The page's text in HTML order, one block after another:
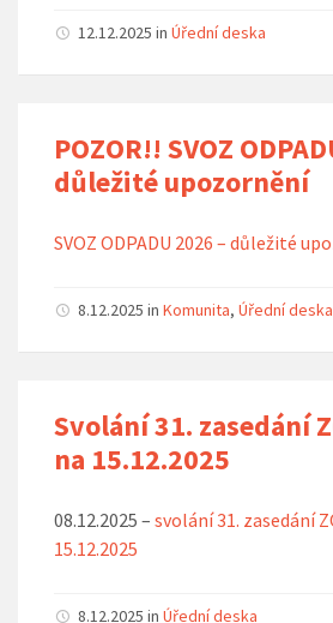
12.12.2025 in Úřední deska
POZOR!! SVOZ
důležité upozornění
SVOZ ODPADU 2026 – důležité
8.12.2025 in Komunita, Úřední deska
Svolání 31. zasedání
na 15.12.2025
08.12.2025 – svolání 31. zasedání
15.12.2025
8.12.2025 in Úřední deska